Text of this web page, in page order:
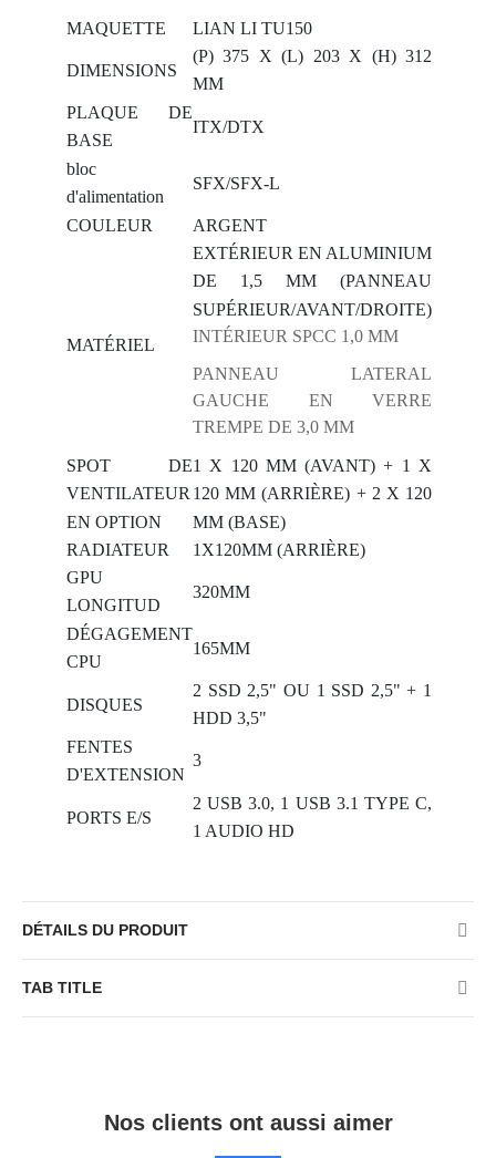
MAQUETTE LIAN LI TU150
DIMENSIONS
(P) 375 X (L) 203 X (H) 312
MM
PLAQUE DE
BASE
ITX/DTX
bloc
d'alimentation
SFX/SFX-L
COULEUR ARGENT
MATÉRIEL
EXTÉRIEUR EN ALUMINIUM
DE 1,5 MM (PANNEAU
SUPÉRIEUR/AVANT/DROITE)
INTÉRIEUR SPCC 1,0 MM
PANNEAU LATERAL
GAUCHE EN VERRE
TREMPE DE 3,0 MM
SPOT DE
VENTILATEUR
EN OPTION
1 X 120 MM (AVANT) + 1 X
120 MM (ARRIÈRE) + 2 X 120
MM (BASE)
RADIATEUR
1X120MM (ARRIÈRE)
GPU
LONGITUD
320MM
DÉGAGEMENT
CPU
165MM
DISQUES
2 SSD 2,5" OU 1 SSD 2,5" + 1
HDD 3,5"
FENTES
D'EXTENSION
3
PORTS E/S
2 USB 3.0, 1 USB 3.1 TYPE C,
1 AUDIO HD
DÉTAILS DU PRODUIT
TAB TITLE
Nos clients ont aussi aimer